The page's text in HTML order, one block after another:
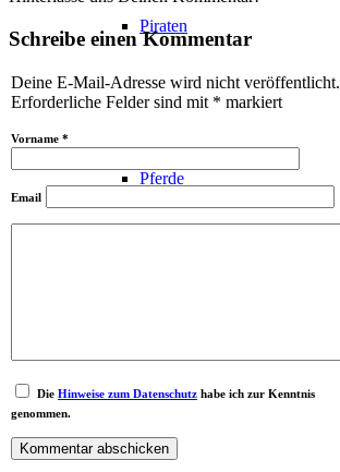
Piraten
Pferde
Schreibe einen Kommentar
Deine E-Mail-Adresse wird nicht veröffentlicht.
Erforderliche Felder sind mit * markiert
Vorname *
Email
Die Hinweise zum Datenschutz habe ich zur Kenntnis
genommen.